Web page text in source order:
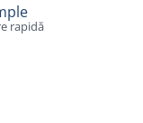
rapidă